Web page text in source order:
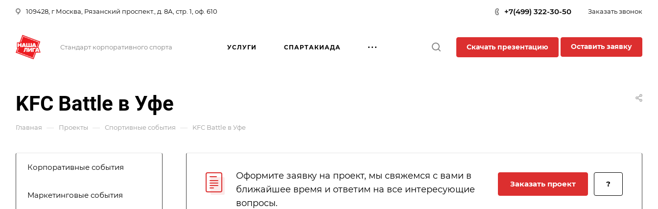
109428, г Москва, Рязанский проспект., д. 8А, стр. 1, оф. 610 +7(499) 322-30-50 Заказать звонок
Стандарт корпоративного спорта УСЛУГИ СПАРТАКИАДА Скачать презентацию Оставить заявку
KFC Battle в Уфе
Главная — Проекты — Спортивные события — KFC Battle в Уфе
Оформите заявку на проект, мы свяжемся с вами в
ближайшее время и ответим на все интересующие
вопросы.
Заказать проект ?
Корпоративные события
Маркетинговые события